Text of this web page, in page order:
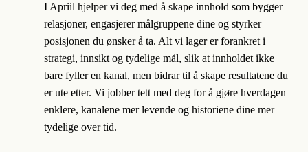
I Apriil hjelper vi deg med å skape innhold som bygger
relasjoner, engasjerer målgruppene dine og styrker
posisjonen du ønsker å ta. Alt vi lager er forankret i
strategi, innsikt og tydelige mål, slik at innholdet ikke
bare fyller en kanal, men bidrar til å skape resultatene du
er ute etter. Vi jobber tett med deg for å gjøre hverdagen
enklere, kanalene mer levende og historiene dine mer
tydelige over tid.